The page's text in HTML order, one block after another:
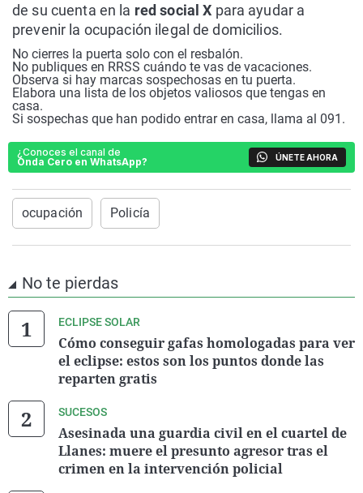
de su cuenta en la red social X para ayudar a
prevenir la ocupación ilegal de domicilios.
No cierres la puerta solo con el resbalón.
No publiques en RRSS cuándo te vas de vacaciones.
Observa si hay marcas sospechosas en tu puerta.
Elabora una lista de los objetos valiosos que tengas en
casa.
Si sospechas que han podido entrar en casa, llama al 091.
¿Conoces el canal de
Onda Cero en WhatsApp?
ÚNETE AHORA
ocupación Policía
No te pierdas
ECLIPSE SOLAR
Cómo conseguir gafas homologadas para ver
el eclipse: estos son los puntos donde las
reparten gratis
SUCESOS
Asesinada una guardia civil en el cuartel de
Llanes: muere el presunto agresor tras el
crimen en la intervención policial